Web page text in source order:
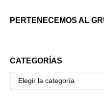
PERTENECEMOS AL
CATEGORÍAS